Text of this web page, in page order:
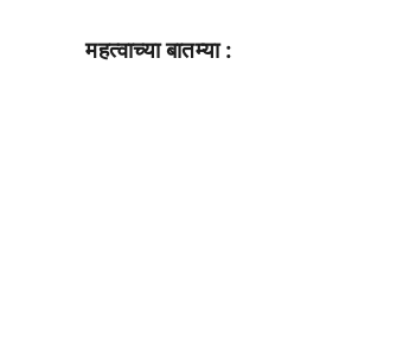
महत्वाच्या बातम्या :